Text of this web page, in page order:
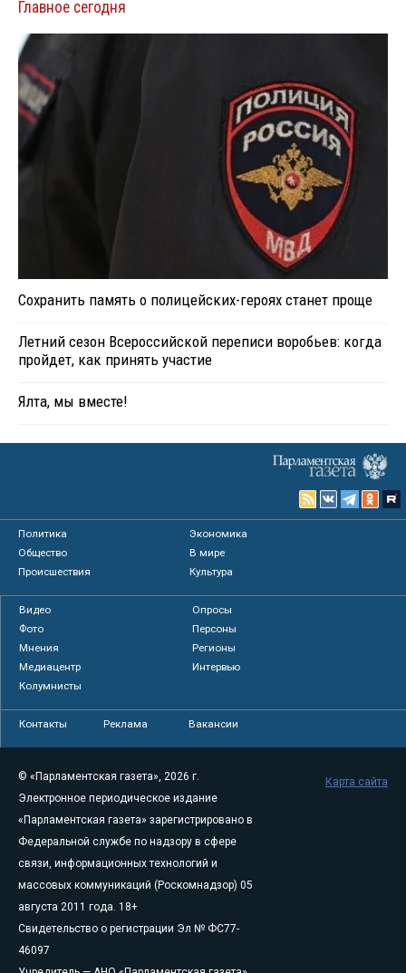
Главное сегодня
Сохранить память о полицейских-героях станет проще
Летний сезон Всероссийской переписи воробьев: когда
пройдет, как принять участие
Ялта, мы вместе!
Политика
Экономика
Общество
В мире
Происшествия
Культура
Видео
Опросы
Фото
Персоны
Мнения
Регионы
Медиацентр
Интервью
Колумнисты
Контакты Реклама Вакансии
© «Парламентская газета», 2026 г.
Электронное периодическое издание
«Парламентская газета» зарегистрировано в
Федеральной службе по надзору в сфере
связи, информационных технологий и
массовых коммуникаций (Роскомнадзор) 05
августа 2011 года. 18+
Свидетельство о регистрации Эл № ФС77-
46097
Карта сайта